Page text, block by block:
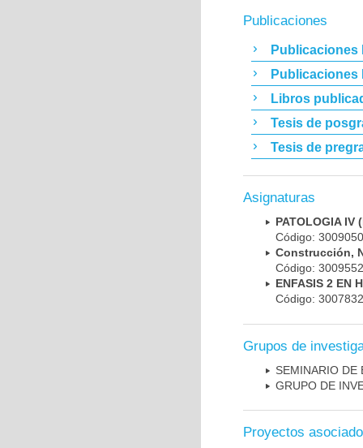
Publicaciones
Publicaciones
Publicaciones
Libros
Tesis de
Tesis de
Asignaturas
PATOLOGIA IV
Código:
Construcción,
Código:
ENFASIS 2 EN
Código:
Grupos de
SEMINARIO DE
GRUPO DE
Proyectos